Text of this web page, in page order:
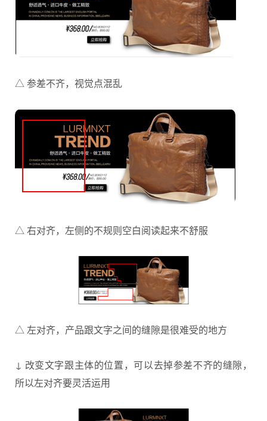
△ 参差不齐，视觉点混乱
△ 右对齐，左侧的不规则空白阅读起来不舒服
△ 左对齐，产品跟文字之间的缝隙是很难受的地方
↓ 改变文字跟主体的位置，可以去掉参差不齐的缝隙，
所以左对齐要灵活运用